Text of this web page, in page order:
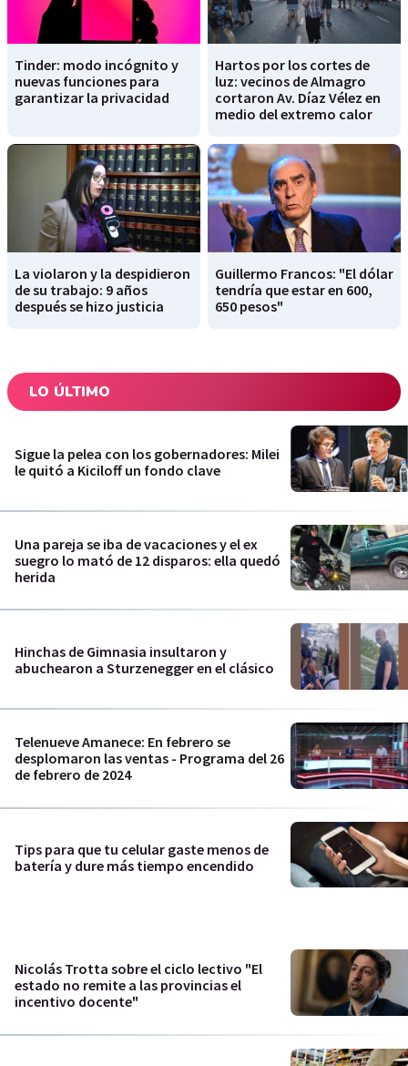
Tinder: modo incógnito y
nuevas funciones para
garantizar la privacidad
Hartos por los cortes de
luz: vecinos de Almagro
cortaron Av. Díaz Vélez en
medio del extremo calor
La violaron y la despidieron
de su trabajo: 9 años
después se hizo justicia
Guillermo Francos: "El dólar
tendría que estar en 600,
650 pesos"
LO ÚLTIMO
Sigue la pelea con los gobernadores: Milei
le quitó a Kiciloff un fondo clave
Una pareja se iba de vacaciones y el ex
suegro lo mató de 12 disparos: ella quedó
herida
Hinchas de Gimnasia insultaron y
abuchearon a Sturzenegger en el clásico
Telenueve Amanece: En febrero se
desplomaron las ventas - Programa del 26
de febrero de 2024
Tips para que tu celular gaste menos de
batería y dure más tiempo encendido
Nicolás Trotta sobre el ciclo lectivo "El
estado no remite a las provincias el
incentivo docente"